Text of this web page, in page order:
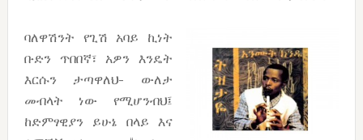
ባለዋሽንት የጊሽ አባይ ኪነት
ቡድን ጥበበኛ፣ አዎን እንዴት
እርሱን ታጣዋለህ- ውለታ
መብላት ነው የሚሆንብህ፤
ከድምፃዊያን ይሁኔ በላይ እና